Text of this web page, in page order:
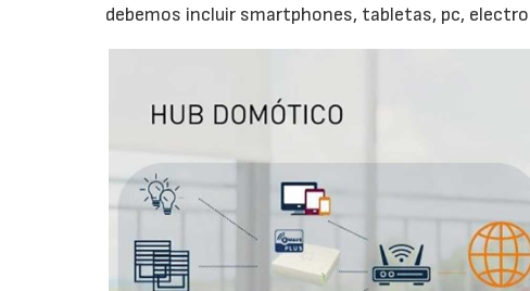
debemos incluir smartphones, tabletas, pc,